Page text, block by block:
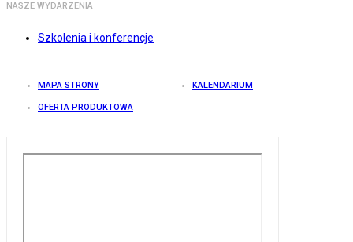
NASZE WYDARZENIA
Szkolenia i konferencje
MAPA STRONY KALENDARIUM
OFERTA PRODUKTOWA